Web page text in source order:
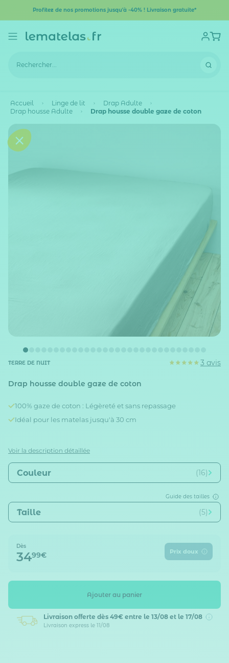
Profitez de nos promotions jusqu'à -40% ! Livraison gratuite*
Accueil Linge de lit
Drap Adulte
Drap housse Adulte
Drap housse double gaze de coton
TERRE DE NUIT 3 avis
Drap housse double gaze de coton
100% gaze de coton : Légèreté et sans repassage
Idéal pour les matelas jusqu'à 30 cm
Voir la description détaillée
Dès
3499€ Prix doux
Guide des tailles
Taille (5)
Couleur (16)
Ajouter au panier
Livraison offerte dès 49€ entre le 13/08 et le 17/08
Livraison express le 11/08